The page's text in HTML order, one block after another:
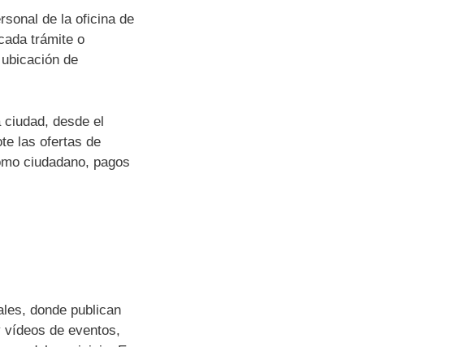
de la oficina de
trámite o
de
desde el
las ofertas de
ciudadano, pagos
donde publican
de eventos,